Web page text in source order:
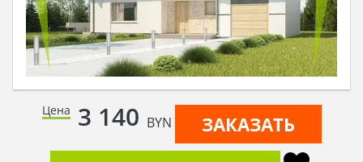
Цена 3 140 BYN
ЗАКАЗАТЬ